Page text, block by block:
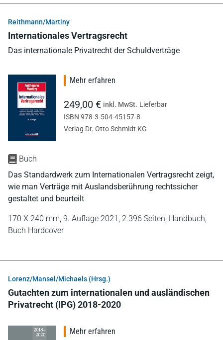
Reithmann/Martiny
Internationales Vertragsrecht
Das internationale Privatrecht der Schuldverträge
Buch
Das Standardwerk zum Internationalen Vertragsrecht zeigt,
wie man Verträge mit Auslandsberührung rechtssicher
gestaltet und beurteilt
170 X 240 mm, 9. Auflage 2021, 2.396 Seiten, Handbuch,
Buch Hardcover
Mehr erfahren
249,00 € inkl. MwSt. Lieferbar
ISBN 978-3-504-45157-8
Verlag Dr. Otto Schmidt KG
Lorenz/Mansel/Michaels (Hrsg.)
Gutachten zum internationalen und ausländischen
Privatrecht (IPG) 2018-2020
Mehr erfahren